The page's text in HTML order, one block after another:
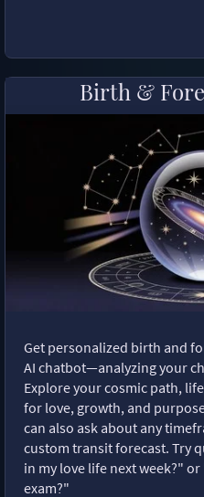
Birth &
Get personalized birth and
AI chatbot—analyzing your
Explore your cosmic path,
for love, growth, and
can also ask about any
custom transit forecast. Try
in my love life next week?"
exam?"